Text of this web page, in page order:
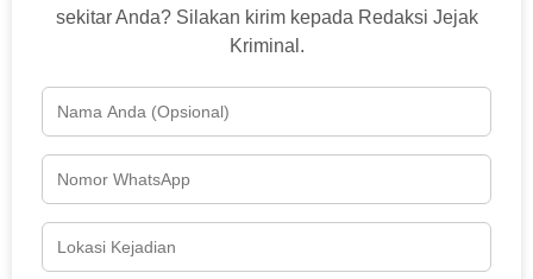
sekitar Anda? Silakan kirim kepada Redaksi Jejak
Kriminal.